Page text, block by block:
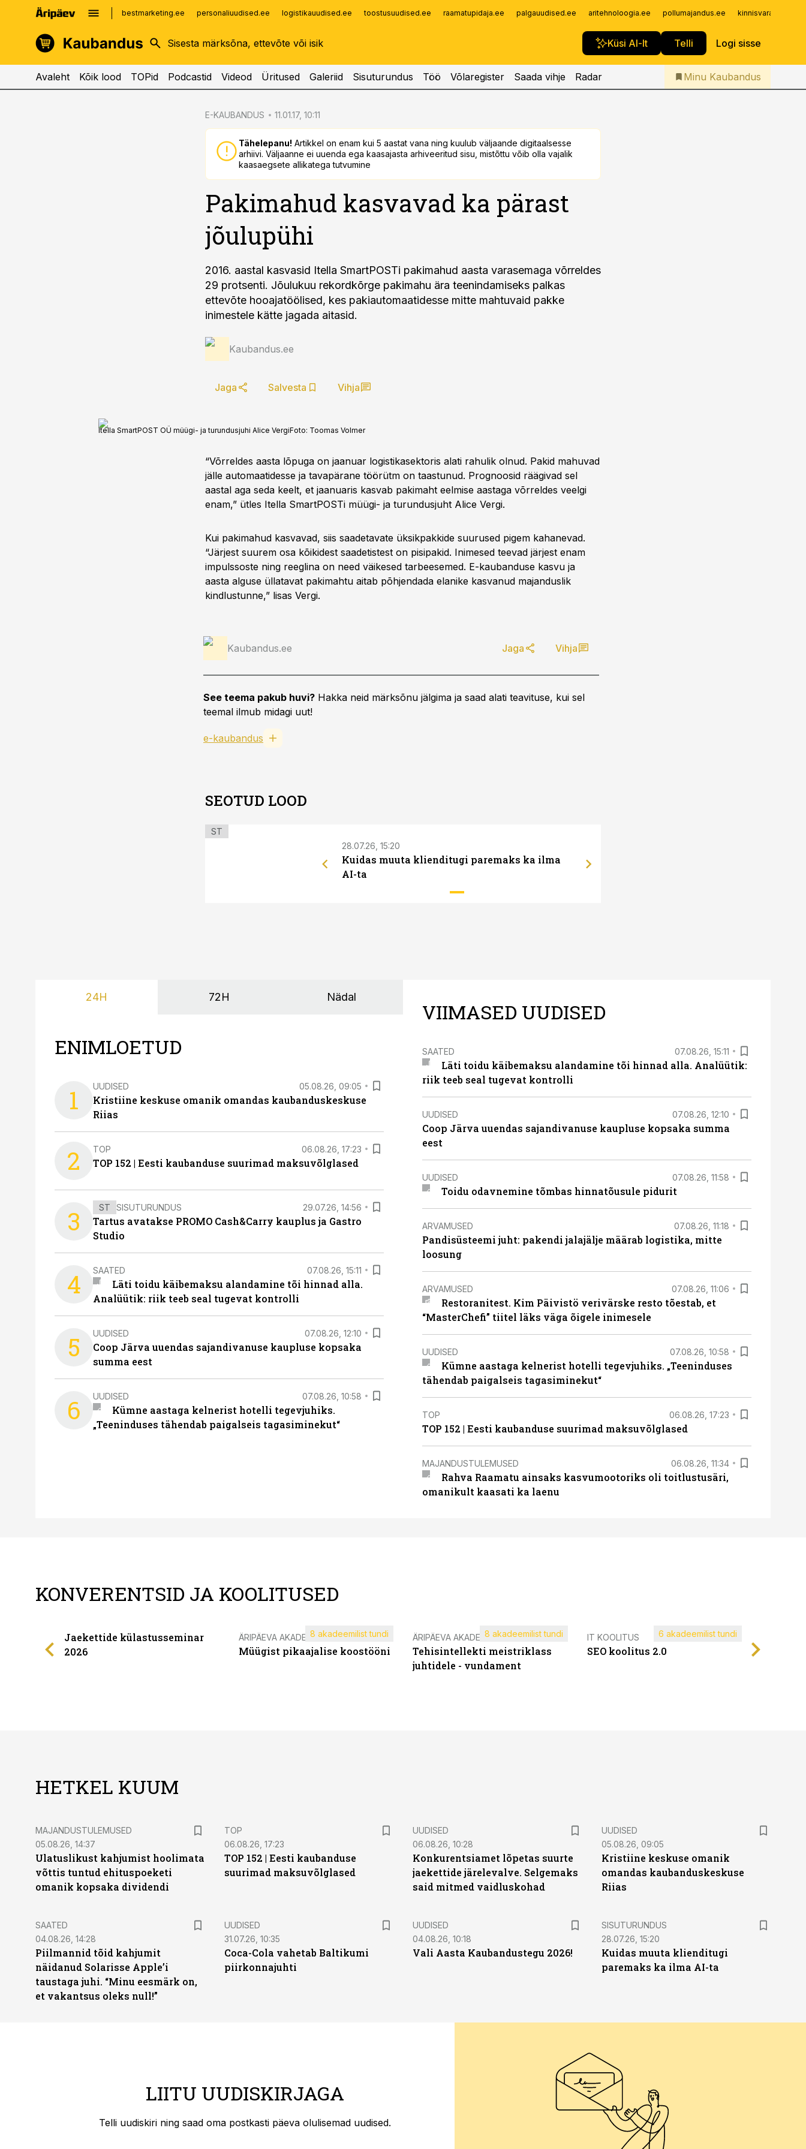
bestmarketing.ee personaliuudised.ee logistikauudised.ee toostusuudised.ee raamatupidaja.ee palgauudised.ee aritehnoloogia.ee pollumajandus.ee
Küsi AI-lt Telli Logi sisse
kinnisvarauudised.ee
logistikauudised.ee
imelineajalugu.ee
Infopank
Iseteenindus
Telli Kaubandus
Avaleht Kõik lood TOPid Podcastid Videod Üritused Galeriid Sisuturundus Töö Võlaregister Saada vihje Radar Minu Kaubandus
E-KAUBANDUS 11.01.17, 10:11
Tähelepanu! Artikkel on enam kui 5 aastat vana ning kuulub väljaande digitaalsesse
arhiivi. Väljaanne ei uuenda ega kaasajasta arhiveeritud sisu, mistõttu võib olla vajalik
kaasaegsete allikatega tutvumine
Pakimahud kasvavad ka pärast
jõulupühi
2016. aastal kasvasid Itella SmartPOSTi pakimahud aasta varasemaga võrreldes
29 protsenti. Jõulukuu rekordkõrge pakimahu ära teenindamiseks palkas
ettevõte hooajatöölised, kes pakiautomaatidesse mitte mahtuvaid pakke
inimestele kätte jagada aitasid.
Kaubandus.ee
Jaga Salvesta Vihja
Itella SmartPOST OÜ müügi- ja turundusjuhi Alice VergiFoto: Toomas Volmer
“Võrreldes aasta lõpuga on jaanuar logistikasektoris alati rahulik olnud. Pakid mahuvad
jälle automaatidesse ja tavapärane töörütm on taastunud. Prognoosid räägivad sel
aastal aga seda keelt, et jaanuaris kasvab pakimaht eelmise aastaga võrreldes veelgi
enam,” ütles Itella SmartPOSTi müügi- ja turundusjuht Alice Vergi.
Kui pakimahud kasvavad, siis saadetavate üksikpakkide suurused pigem kahanevad.
“Järjest suurem osa kõikidest saadetistest on pisipakid. Inimesed teevad järjest enam
impulssoste ning reeglina on need väikesed tarbeesemed. E-kaubanduse kasvu ja
aasta alguse üllatavat pakimahtu aitab põhjendada elanike kasvanud majanduslik
kindlustunne,” lisas Vergi.
Kaubandus.ee Jaga Vihja
See teema pakub huvi? Hakka neid märksõnu jälgima ja saad alati teavituse, kui sel
teemal ilmub midagi uut!
e-kaubandus
SEOTUD LOOD
ST
28.07.26, 15:20
Kuidas muuta klienditugi paremaks ka ilma
AI-ta
24H 72H Nädal
ENIMLOETUD
1 UUDISED 05.08.26, 09:05
Kristiine keskuse omanik omandas kaubanduskeskuse
Riias
2 TOP 06.08.26, 17:23
TOP 152 | Eesti kaubanduse suurimad maksuvõlglased
3 ST SISUTURUNDUS 29.07.26, 14:56
Tartus avatakse PROMO Cash&Carry kauplus ja Gastro
Studio
4 SAATED 07.08.26, 15:11
Läti toidu käibemaksu alandamine tõi hinnad alla.
Analüütik: riik teeb seal tugevat kontrolli
5 UUDISED 07.08.26, 12:10
Coop Järva uuendas sajandivanuse kaupluse kopsaka
summa eest
6 UUDISED 07.08.26, 10:58
Kümne aastaga kelnerist hotelli tegevjuhiks.
„Teeninduses tähendab paigalseis tagasiminekut“
VIIMASED UUDISED
SAATED 07.08.26, 15:11
Läti toidu käibemaksu alandamine tõi hinnad alla. Analüütik:
riik teeb seal tugevat kontrolli
UUDISED 07.08.26, 12:10
Coop Järva uuendas sajandivanuse kaupluse kopsaka summa
eest
UUDISED 07.08.26, 11:58
Toidu odavnemine tõmbas hinnatõusule pidurit
ARVAMUSED 07.08.26, 11:18
Pandisüsteemi juht: pakendi jalajälje määrab logistika, mitte
loosung
ARVAMUSED 07.08.26, 11:06
Restoranitest. Kim Päivistö verivärske resto tõestab, et
“MasterChefi” tiitel läks väga õigele inimesele
UUDISED 07.08.26, 10:58
Kümne aastaga kelnerist hotelli tegevjuhiks. „Teeninduses
tähendab paigalseis tagasiminekut“
TOP 06.08.26, 17:23
TOP 152 | Eesti kaubanduse suurimad maksuvõlglased
MAJANDUSTULEMUSED 06.08.26, 11:34
Rahva Raamatu ainsaks kasvumootoriks oli toitlustusäri,
omanikult kaasati ka laenu
KONVERENTSID JA KOOLITUSED
Jaekettide külastusseminar
2026
ÄRIPÄEVA AKADEEMIA
Müügist pikaajalise koostööni
8 akadeemilist tundi ÄRIPÄEVA AKADEEMIA
Tehisintellekti meistriklass
juhtidele - vundament
8 akadeemilist tundi IT KOOLITUS
SEO koolitus 2.0
6 akadeemilist tundi
HETKEL KUUM
MAJANDUSTULEMUSED
05.08.26, 14:37
Ulatuslikust kahjumist hoolimata
võttis tuntud ehituspoeketi
omanik kopsaka dividendi
TOP
06.08.26, 17:23
TOP 152 | Eesti kaubanduse
suurimad maksuvõlglased
UUDISED
06.08.26, 10:28
Konkurentsiamet lõpetas suurte
jaekettide järelevalve. Selgemaks
said mitmed vaidluskohad
UUDISED
05.08.26, 09:05
Kristiine keskuse omanik
omandas kaubanduskeskuse
Riias
SAATED
04.08.26, 14:28
Piilmannid tõid kahjumit
näidanud Solarisse Apple’i
taustaga juhi. “Minu eesmärk on,
et vakantsus oleks null!”
UUDISED
31.07.26, 10:35
Coca-Cola vahetab Baltikumi
piirkonnajuhti
UUDISED
04.08.26, 10:18
Vali Aasta Kaubandustegu 2026!
ST
SISUTURUNDUS
28.07.26, 15:20
Kuidas muuta klienditugi
paremaks ka ilma AI-ta
LIITU UUDISKIRJAGA
Telli uudiskiri ning saad oma postkasti päeva olulisemad uudised.